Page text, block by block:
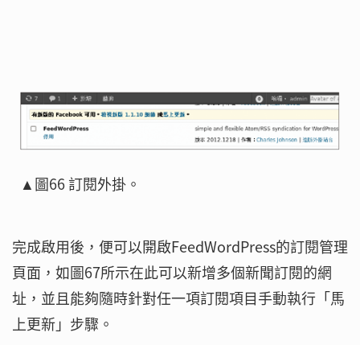
▲圖66 訂閱外掛。
完成啟用後，便可以開啟FeedWordPress的訂閱管理
頁面，如圖67所示在此可以新增多個新聞訂閱的網
址，並且能夠隨時針對任一項訂閱項目手動執行「馬
上更新」步驟。